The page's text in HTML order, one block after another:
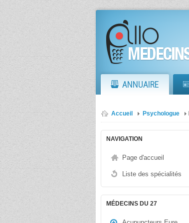
ANNUAIRE
Accueil Psychologue
NAVIGATION
Page d'accueil
Liste des spécialités
MÉDECINS DU 27